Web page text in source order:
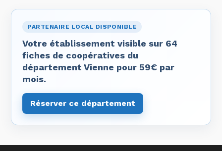
PARTENAIRE LOCAL DISPONIBLE
Votre établissement visible sur 64
fiches de coopératives du
département Vienne pour 59€ par
mois.
Réserver ce département